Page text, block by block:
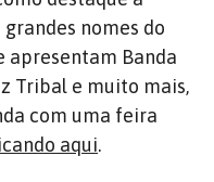
nomes do
apresentam Banda
Tribal e muito mais,
com uma feira
aqui.